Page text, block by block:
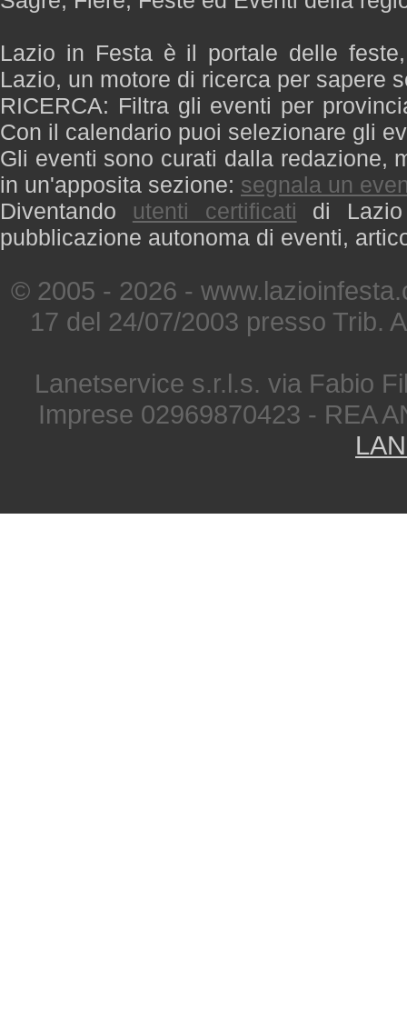
Lazio in Festa è il portale delle
Lazio, un motore di ricerca per sapere
RICERCA: Filtra gli eventi per
Con il calendario puoi selezionare gli
Gli eventi sono curati dalla redazione,
in un'apposita sezione: segnala un
Diventando utenti certificati di
pubblicazione autonoma di eventi,
© 2005 - 2026 -
17 del 24/07/2003 presso Trib.
Lanetservice s.r.l.s. via Fabio
Imprese 02969870423 - REA